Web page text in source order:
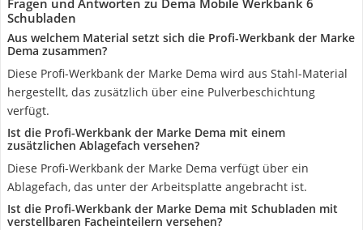
Fragen und Antworten zu Dema Mobile Werkbank 6
Schubladen
Aus welchem Material setzt sich die Profi-Werkbank der Marke
Dema zusammen?
Diese Profi-Werkbank der Marke Dema wird aus Stahl-Material
hergestellt, das zusätzlich über eine Pulverbeschichtung
verfügt.
Ist die Profi-Werkbank der Marke Dema mit einem
zusätzlichen Ablagefach versehen?
Diese Profi-Werkbank der Marke Dema verfügt über ein
Ablagefach, das unter der Arbeitsplatte angebracht ist.
Ist die Profi-Werkbank der Marke Dema mit Schubladen mit
verstellbaren Facheinteilern versehen?